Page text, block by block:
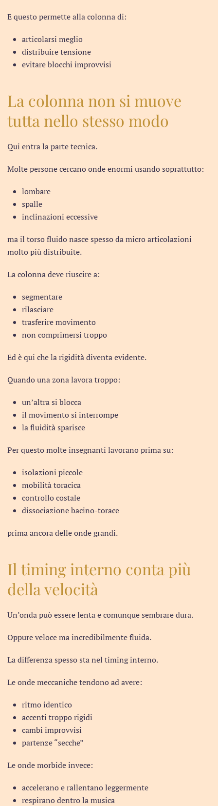
E questo permette alla colonna di:
articolarsi meglio
distribuire tensione
evitare blocchi improvvisi
La colonna non si muove
tutta nello stesso modo
Qui entra la parte tecnica.
Molte persone cercano onde enormi usando soprattutto:
lombare
spalle
inclinazioni eccessive
ma il torso fluido nasce spesso da micro articolazioni
molto più distribuite.
La colonna deve riuscire a:
segmentare
rilasciare
trasferire movimento
non comprimersi troppo
Ed è qui che la rigidità diventa evidente.
Quando una zona lavora troppo:
un’altra si blocca
il movimento si interrompe
la fluidità sparisce
Per questo molte insegnanti lavorano prima su:
isolazioni piccole
mobilità toracica
controllo costale
dissociazione bacino-torace
prima ancora delle onde grandi.
Il timing interno conta più
della velocità
Un’onda può essere lenta e comunque sembrare dura.
Oppure veloce ma incredibilmente fluida.
La differenza spesso sta nel timing interno.
Le onde meccaniche tendono ad avere:
ritmo identico
accenti troppo rigidi
cambi improvvisi
partenze “secche”
Le onde morbide invece:
accelerano e rallentano leggermente
respirano dentro la musica